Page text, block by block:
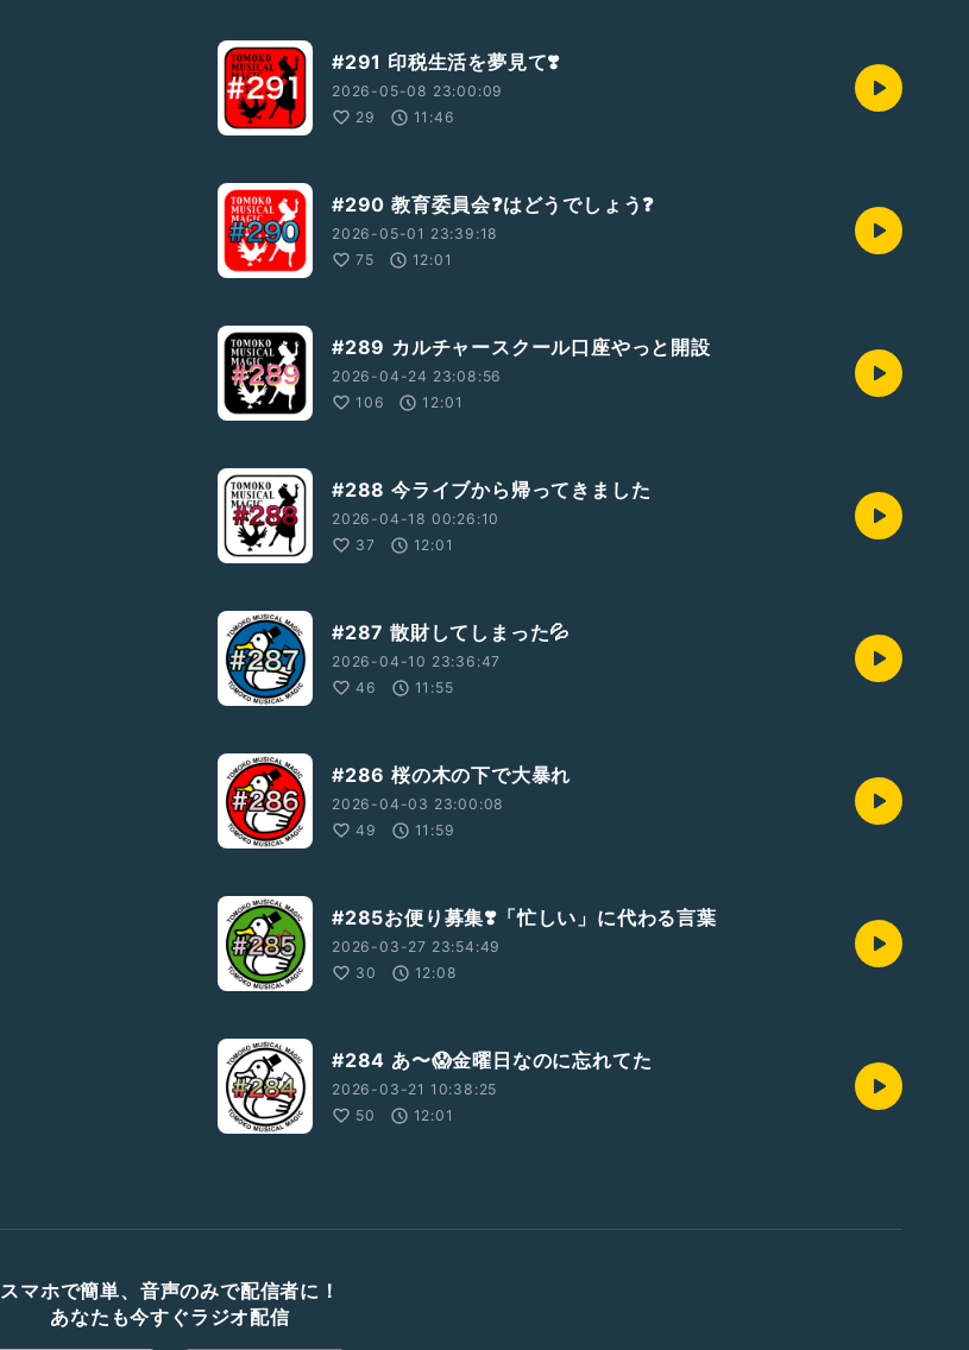
#291 印税生活を夢見て❣️
2026-05-08 23:00:09
29
11:46
#290 教育委員会❓はどうでしょう❓
2026-05-01 23:39:18
75
12:01
#289 カルチャースクール口座やっと開設
2026-04-24 23:08:56
106
12:01
#288 今ライブから帰ってきました
2026-04-18 00:26:10
37
12:01
#287 散財してしまった💦
2026-04-10 23:36:47
46
11:55
#286 桜の木の下で大暴れ
2026-04-03 23:00:08
49
11:59
#285お便り募集❣️「忙しい」に代わる言葉
2026-03-27 23:54:49
30
12:08
#284 あ〜😱金曜日なのに忘れてた
2026-03-21 10:38:25
50
12:01
スマホで簡単、音声のみで配信者に！
あなたも今すぐラジオ配信